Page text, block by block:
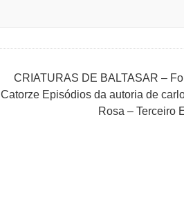
CRIATURAS DE BALTASAR –
Catorze Episódios da autoria de
Rosa – Terceiro